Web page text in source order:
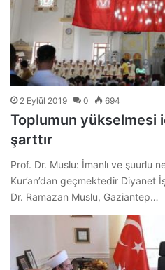
2 Eylül 2019 0 694
Toplumun yükselmesi
şarttır
Prof. Dr. Muslu: İmanlı ve şuurlu
Kur’an’dan geçmektedir Diyanet
Dr. Ramazan Muslu, Gaziantep…